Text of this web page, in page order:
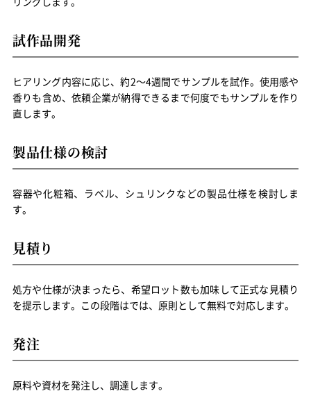
試作品開発
ヒアリング内容に応じ、約2～4週間でサンプルを試作。使用感や
香りも含め、依頼企業が納得できるまで何度でもサンプルを作り
直します。
製品仕様の検討
容器や化粧箱、ラベル、シュリンクなどの製品仕様を検討しま
す。
見積り
処方や仕様が決まったら、希望ロット数も加味して正式な見積り
を提示します。この段階はでは、原則として無料で対応します。
発注
原料や資材を発注し、調達します。